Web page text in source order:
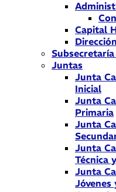
Capital
Juntas
Junta
Inicial
Junta
Primaria
Junta
Junta
Técnica
Junta
Jóvenes